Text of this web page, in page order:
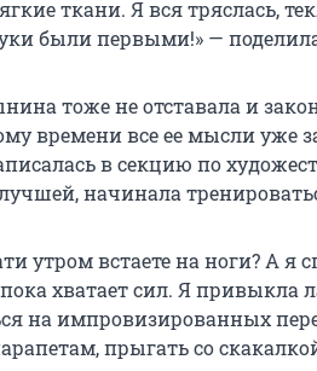
ткани. Я вся тряслась,
были первыми!» —
тоже не отставала и
времени все ее мысли уже
в секцию по
начинала
утром встаете на ноги? А я
хватает сил. Я привыкла
на импровизированных
прыгать со